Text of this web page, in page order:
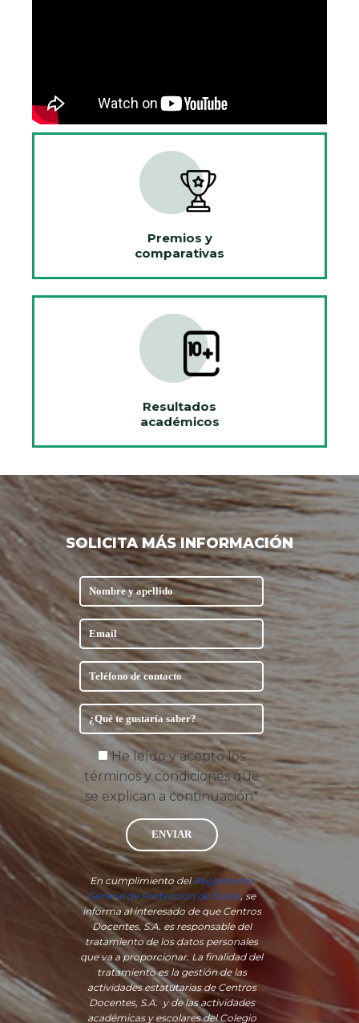
Premios y
comparativas
Resultados
académicos
SOLICITA MÁS INFORMACIÓN
He leído y acepto los
términos y condiciones que
se explican a continuación*
ENVIAR
En cumplimiento delReglamento
General de Protección de Datos, se
informa al interesado de que Centros
Docentes, S.A. es responsable del
tratamiento de los datos personales
que va a proporcionar. La finalidad del
tratamiento es la gestión de las
actividades estatutarias de Centros
Docentes, S.A. y de las actividades
académicas y escolares del Colegio